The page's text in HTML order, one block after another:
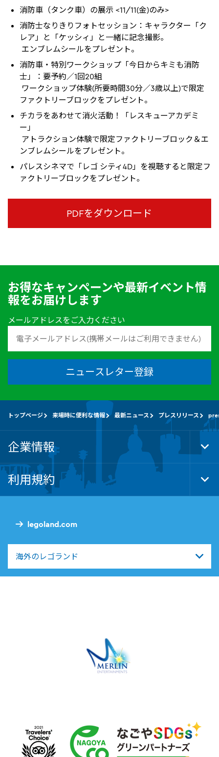
消防車（タンク車）の展示 <11/11(金)のみ>
消防士なりきりフォトセッション：キャラクター「ク
レア」と「ケッシィ」と一緒に記念撮影。
エンブレムシールをプレゼント。
消防車・特別ワークショップ「今日からキミも消防
士」：要予約／1回20組
ワークショップ体験(所要時間30分／3歳以上)で限定
ファクトリーブロックをプレゼント。
チカラをあわせて消火活動！「レスキューアカデミ
ー」
アトラクション体験で限定ファクトリーブロック＆エ
ンブレムシールをプレゼント。
パレスシネマで「レゴ シティ4D」を視聴すると限定フ
ァクトリーブロックをプレゼント。
PDFをダウンロード
お得なキャンペーンや最新イベント情
報をお届けします
メールアドレスをご入力ください
ニュースレター登録
legoland.com
海外のレゴランド
トップページ 来場時に便利な情報 最新ニュース プレスリリース
企業情報
利用規約